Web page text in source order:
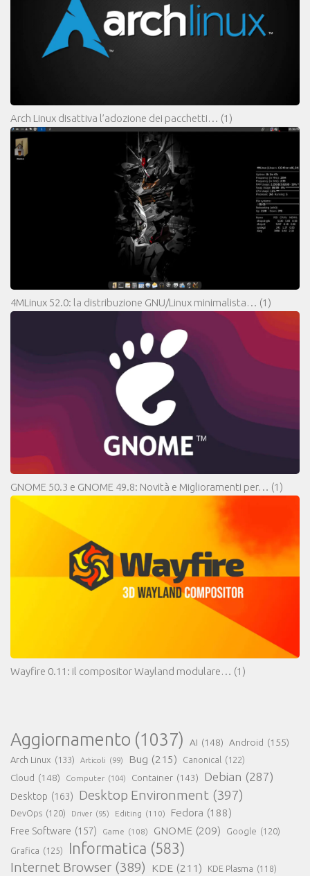
Arch Linux disattiva l’adozione dei pacchetti… (1)
4MLinux 52.0: la distribuzione GNU/Linux minimalista… (1)
GNOME 50.3 e GNOME 49.8: Novità e Miglioramenti per… (1)
Wayfire 0.11: il compositor Wayland modulare… (1)
Aggiornamento (1037) AI (148) Android (155)
Arch Linux (133) Articoli (99) Bug (215) Canonical (122)
Cloud (148) Computer (104) Container (143) Debian (287)
Desktop (163) Desktop Environment (397)
DevOps (120) Driver (95) Editing (110) Fedora (188)
Free Software (157) Game (108) GNOME (209) Google (120)
Grafica (125) Informatica (583)
Internet Browser (389) KDE (211) KDE Plasma (118)